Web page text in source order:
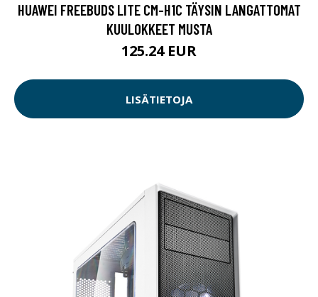
HUAWEI FREEBUDS LITE CM-H1C TÄYSIN LANGATTOMAT
KUULOKKEET MUSTA
125.24 EUR
LISÄTIETOJA